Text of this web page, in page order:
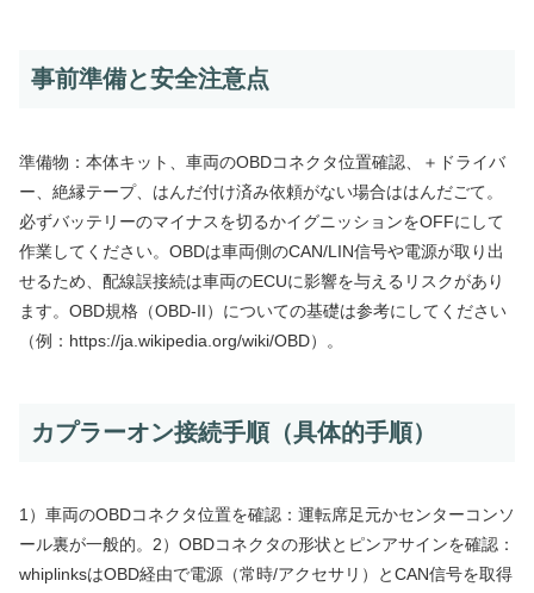
事前準備と安全注意点
準備物：本体キット、車両のOBDコネクタ位置確認、＋ドライバ
ー、絶縁テープ、はんだ付け済み依頼がない場合ははんだごて。
必ずバッテリーのマイナスを切るかイグニッションをOFFにして
作業してください。OBDは車両側のCAN/LIN信号や電源が取り出
せるため、配線誤接続は車両のECUに影響を与えるリスクがあり
ます。OBD規格（OBD-II）についての基礎は参考にしてください
（例：https://ja.wikipedia.org/wiki/OBD）。
カプラーオン接続手順（具体的手順）
1）車両のOBDコネクタ位置を確認：運転席足元かセンターコンソ
ール裏が一般的。2）OBDコネクタの形状とピンアサインを確認：
whiplinksはOBD経由で電源（常時/アクセサリ）とCAN信号を取得